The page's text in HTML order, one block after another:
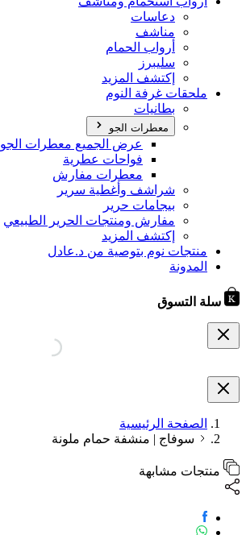
دعاسات
مناشف
أرواب الحمام
سليبرز
إكتشف المزيد
ملحقات غرفة النوم
بطانيات
معطرات الجو
عرض الجميع معطرات الجو
فواحات عطرية
معطرات مفارش
شراشف وأغطية سرير
بيجامات حرير
مفارش ومنتجات الحرير الطبيعي
إكتشف المزيد
منتجات نوم بتوصية من د.عادل
المدونة
سلة التسوق
الصفحة الرئيسية
سوفاج | منشفة حمام ملونة
منتجات مشابهة